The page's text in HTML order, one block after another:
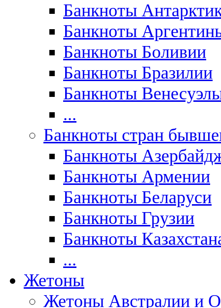
Банкноты
Банкноты
Банкноты Боливии
Банкноты Бразилии
Банкноты
...
Банкноты стран
Банкноты
Банкноты Армении
Банкноты Беларуси
Банкноты Грузии
Банкноты
...
Жетоны
Жетоны Австралии и